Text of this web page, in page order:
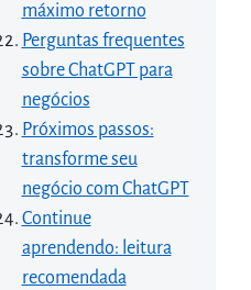
máximo retorno
Perguntas frequentes
sobre ChatGPT para
negócios
Próximos passos:
transforme seu
negócio com ChatGPT
Continue
aprendendo: leitura
recomendada